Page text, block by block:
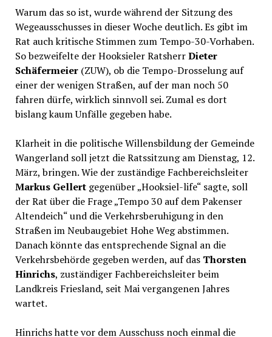
Warum das so ist, wurde während der Sitzung des
Wegeausschusses in dieser Woche deutlich. Es gibt im
Rat auch kritische Stimmen zum Tempo-30-Vorhaben.
So bezweifelte der Hooksieler RatsherrDieter
Schäfermeier (ZUW), ob die Tempo-Drosselung auf
einer der wenigen Straßen, auf der man noch 50
fahren dürfe, wirklich sinnvoll sei. Zumal es dort
bislang kaum Unfälle gegeben habe.
Klarheit in die politische Willensbildung der Gemeinde
Wangerland soll jetzt die Ratssitzung am Dienstag, 12.
März, bringen. Wie der zuständige Fachbereichsleiter
Markus Gellert gegenüber „Hooksiel-life“ sagte, soll
der Rat über die Frage „Tempo 30 auf dem Pakenser
Altendeich“ und die Verkehrsberuhigung in den
Straßen im Neubaugebiet Hohe Weg abstimmen.
Danach könnte das entsprechende Signal an die
Verkehrsbehörde gegeben werden, auf das Thorsten
Hinrichs, zuständiger Fachbereichsleiter beim
Landkreis Friesland, seit Mai vergangenen Jahres
wartet.
Hinrichs hatte vor dem Ausschuss noch einmal die